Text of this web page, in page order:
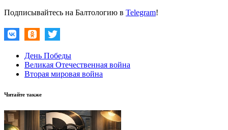
Подписывайтесь на Балтологию в Telegram!
День Победы
Великая Отечественная война
Вторая мировая война
Читайте также